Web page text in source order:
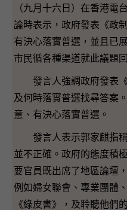
（九月十六日）在香港電
論時表示，政府發表《政
有決心落實普選，並且已
市民循各種渠道就此議題
發言人強調政府發表《
及何時落實普選找尋答案
意、有決心落實普選。
發言人表示郭家麒指稱
並不正確。政府的態度積
要官員既出席了地區論壇
例如婦女聯會、專業團體
《綠皮書》，及聆聽他們